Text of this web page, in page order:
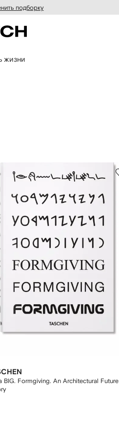
подборку
жизни
BIG. Formgiving. An Architectural Future